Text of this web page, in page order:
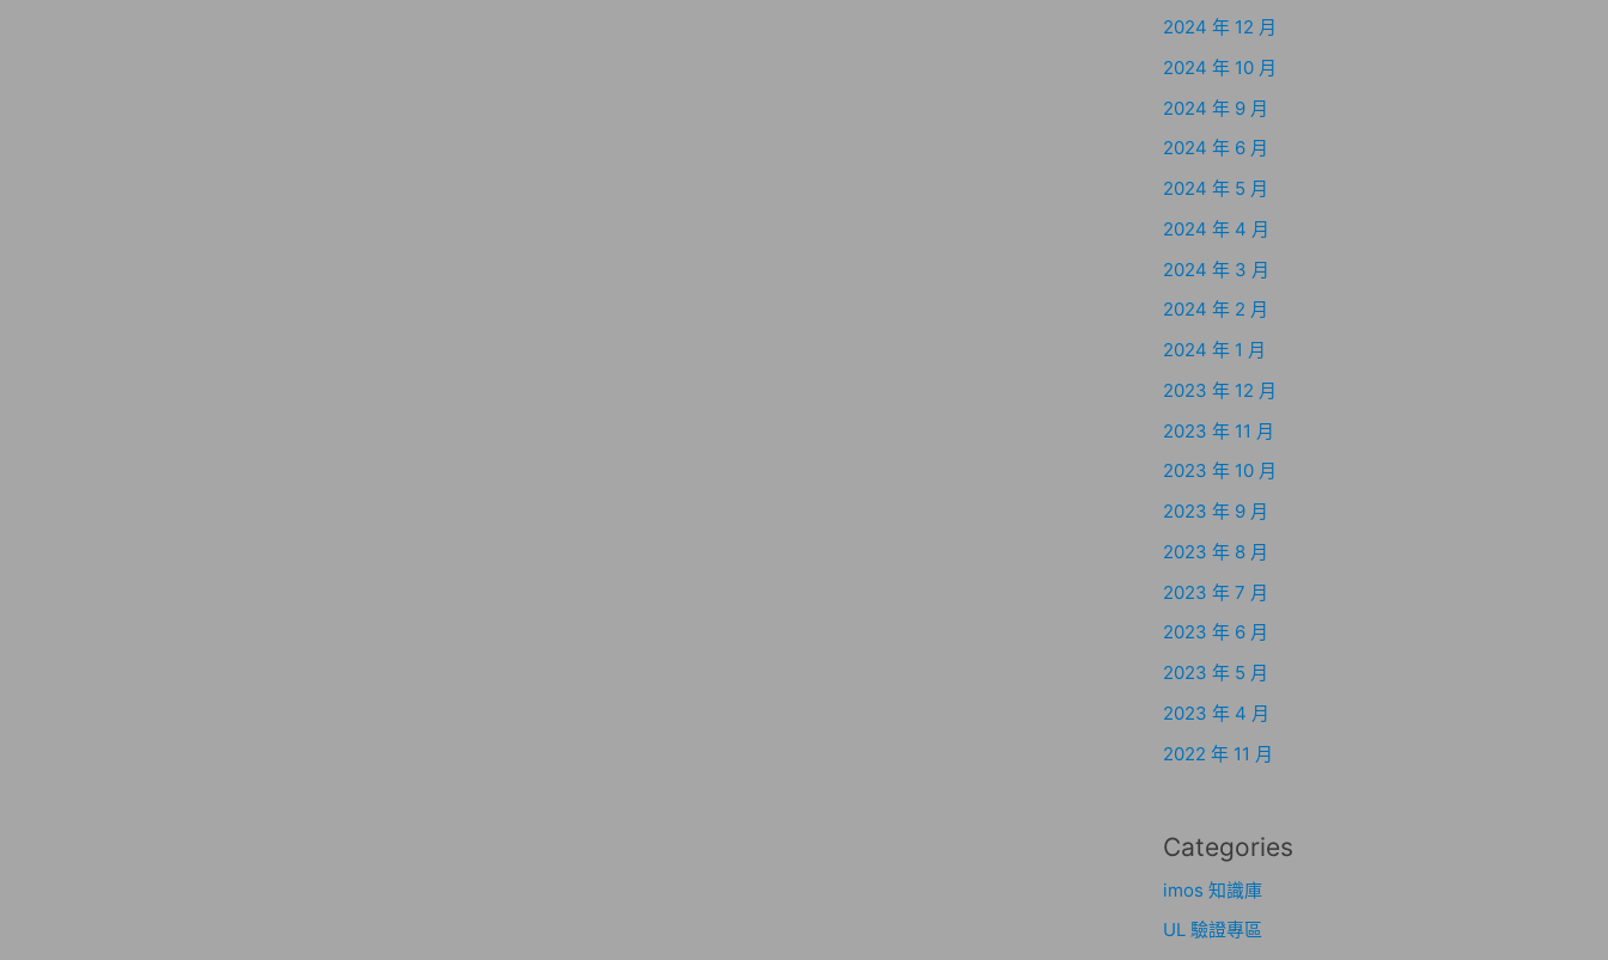
2024 年 12 月
2024 年 10 月
2024 年 9 月
2024 年 6 月
2024 年 5 月
2024 年 4 月
2024 年 3 月
2024 年 2 月
2024 年 1 月
2023 年 12 月
2023 年 11 月
2023 年 10 月
2023 年 9 月
2023 年 8 月
2023 年 7 月
2023 年 6 月
2023 年 5 月
2023 年 4 月
2022 年 11 月
Categories
imos 知識庫
UL 驗證專區